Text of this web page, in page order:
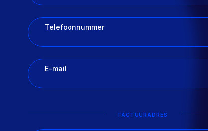
Telefoonnummer
E-mail
FACTUURADRES